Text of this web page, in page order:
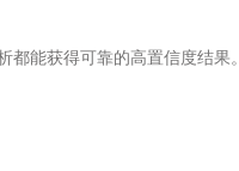
能获得可靠的高置信度结果。